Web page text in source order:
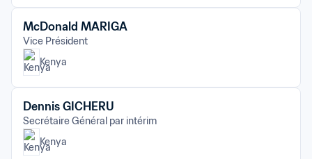
McDonald MARIGA
Vice Président
Kenya
Dennis GICHERU
Secrétaire Général par intérim
Kenya